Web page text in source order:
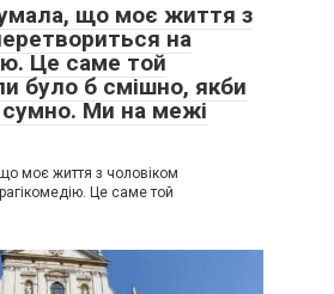
що моє життя з
на
Це саме той
було б смішно, якби
сумно. Ми на межі
моє життя з чоловіком
Це саме той